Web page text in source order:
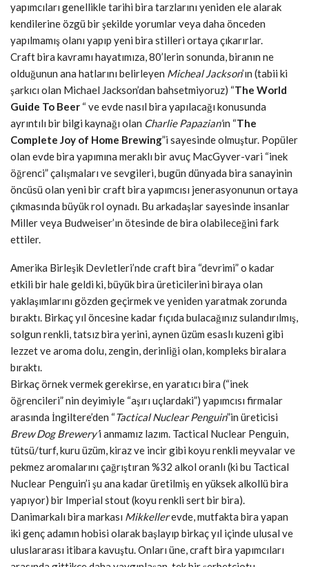
yapımcıları genellikle tarihi bira tarzlarını yeniden ele alarak
kendilerine özgü bir şekilde yorumlar veya daha önceden
yapılmamış olanı yapıp yeni bira stilleri ortaya çıkarırlar.
Craft bira kavramı hayatımıza, 80’lerin sonunda, biranın ne
olduğunun ana hatlarını belirleyen Micheal Jackson’ın (tabii ki
şarkıcı olan Michael Jackson’dan bahsetmiyoruz) “The World
Guide To Beer “ ve evde nasıl bira yapılacağı konusunda
ayrıntılı bir bilgi kaynağı olan Charlie Papazian’ın “The
Complete Joy of Home Brewing”i sayesinde olmuştur. Popüler
olan evde bira yapımına meraklı bir avuç MacGyver-vari “inek
öğrenci” çalışmaları ve sevgileri, bugün dünyada bira sanayinin
öncüsü olan yeni bir craft bira yapımcısı jenerasyonunun ortaya
çıkmasında büyük rol oynadı. Bu arkadaşlar sayesinde insanlar
Miller veya Budweiser’ın ötesinde de bira olabileceğini fark
ettiler.
Amerika Birleşik Devletleri’nde craft bira “devrimi” o kadar
etkili bir hale geldi ki, büyük bira üreticilerini biraya olan
yaklaşımlarını gözden geçirmek ve yeniden yaratmak zorunda
bıraktı. Birkaç yıl öncesine kadar fıçıda bulacağınız sulandırılmış,
solgun renkli, tatsız bira yerini, aynen üzüm esaslı kuzeni gibi
lezzet ve aroma dolu, zengin, derinliği olan, kompleks biralara
bıraktı.
Birkaç örnek vermek gerekirse, en yaratıcı bira (“inek
öğrencileri” nin deyimiyle “aşırı uçlardaki”) yapımcısı firmalar
arasında İngiltere’den “Tactical Nuclear Penguin”in üreticisi
Brew Dog Brewery’i anmamız lazım. Tactical Nuclear Penguin,
tütsü/turf, kuru üzüm, kiraz ve incir gibi koyu renkli meyvalar ve
pekmez aromalarını çağrıştıran %32 alkol oranlı (ki bu Tactical
Nuclear Penguin’i şu ana kadar üretilmiş en yüksek alkollü bira
yapıyor) bir Imperial stout (koyu renkli sert bir bira).
Danimarkalı bira markası Mikkellerevde, mutfakta bira yapan
iki genç adamın hobisi olarak başlayıp birkaç yıl içinde ulusal ve
uluslararası itibara kavuştu. Onları üne, craft bira yapımcıları